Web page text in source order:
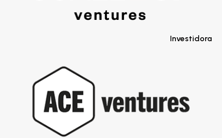
Investidora